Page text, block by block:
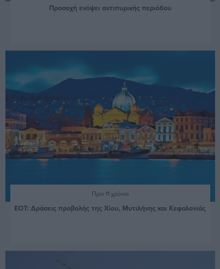
Προσοχή ενόψει αντιπυρικής περιόδου
Πριν 11 χρόνια
ΕΟΤ: Δράσεις προβολής της Χίου, Μυτιλήνης και Κεφαλονιάς